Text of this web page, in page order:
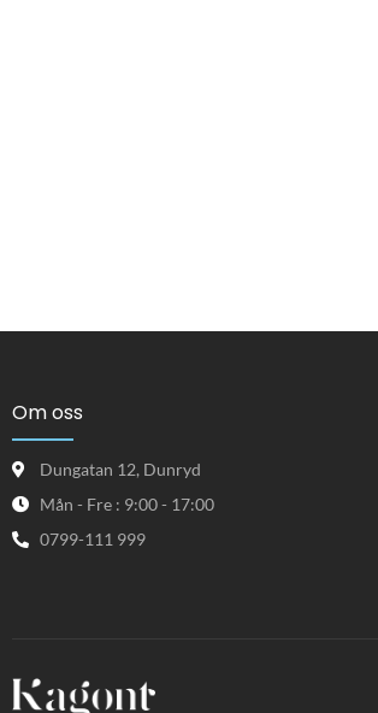
Om oss
Dungatan 12, Dunryd
Mån - Fre : 9:00 - 17:00
0799-111 999